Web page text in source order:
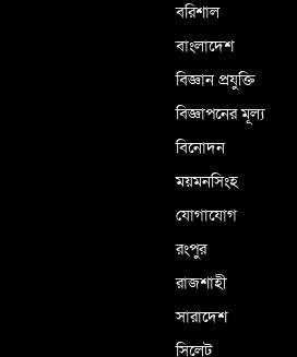
বরিশাল
বাংলাদেশ
বিজ্ঞান প্রযুক্তি
বিজ্ঞাপনের মূল্য
বিনোদন
ময়মনসিংহ
যোগাযোগ
রংপুর
রাজশাহী
সারাদেশ
সিলেট